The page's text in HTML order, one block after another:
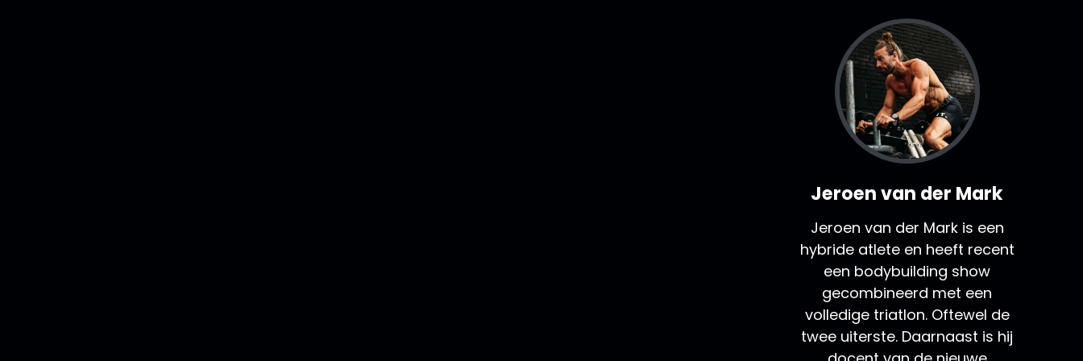
Jeroen van der Mark
Jeroen van der Mark is een
hybride atlete en heeft recent
een bodybuilding show
gecombineerd met een
volledige triatlon. Oftewel de
twee uiterste. Daarnaast is hij